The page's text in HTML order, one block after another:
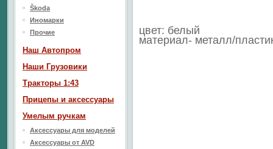
цвет: белый
материал- металл/
Škoda
Иномарки
Прочие
Наш Aвтопром
Наши Грузовики
Тракторы 1:43
Прицепы и аксессуары
Умелым ручкам
Аксессуары для моделей
Аксессуары от AVD